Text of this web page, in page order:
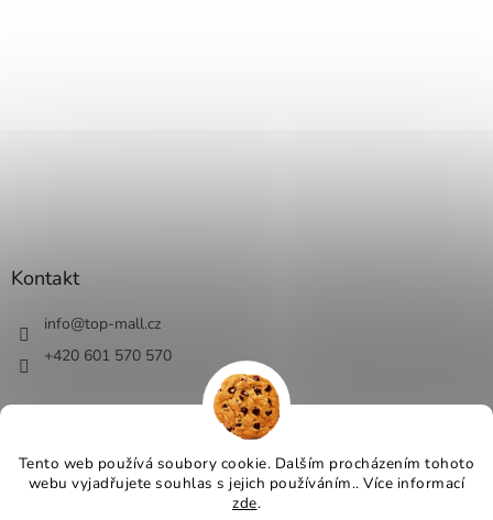
Tento web používá soubory cookie. Dalším procházením tohoto
webu vyjadřujete souhlas s jejich používáním.. Více informací
zde.
Kontakt
info@top-mall.cz
+420 601 570 570
Vytvořil Shoptet